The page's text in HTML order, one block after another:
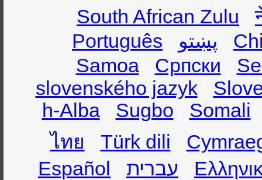
South African Zulu
Português
پښتو
Samoa
Српски
slovenského jazyk
h-Alba
Sugbo
Somali
ไทย
Türk dili
Español
עברית